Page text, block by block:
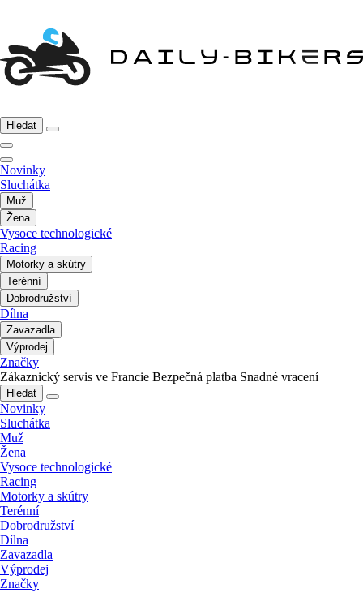
Hledat
Novinky
Sluchátka
Muž
Žena
Vysoce technologické
Racing
Motorky a skútry
Terénní
Dobrodružství
Dílna
Zavazadla
Výprodej
Značky
Zákaznický servis ve Francie Bezpečná platba Snadné vracení
Hledat
Novinky
Sluchátka
Muž
Žena
Vysoce technologické
Racing
Motorky a skútry
Terénní
Dobrodružství
Dílna
Zavazadla
Výprodej
Značky